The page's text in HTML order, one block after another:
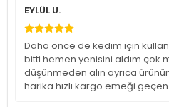
EYLÜL U.
Daha önce de kedim için
bitti hemen yenisini aldım çok
düşünmeden alın ayrıca
harika hızlı kargo emeği